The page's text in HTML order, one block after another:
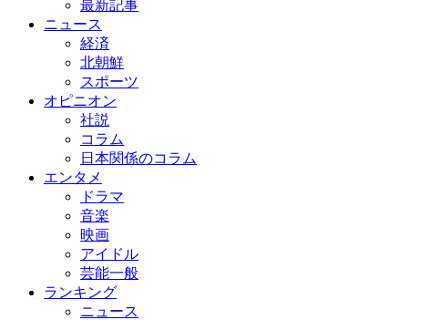
最新記事
ニュース
経済
北朝鮮
スポーツ
オピニオン
社説
コラム
日本関係のコラム
エンタメ
ドラマ
音楽
映画
アイドル
芸能一般
ランキング
ニュース